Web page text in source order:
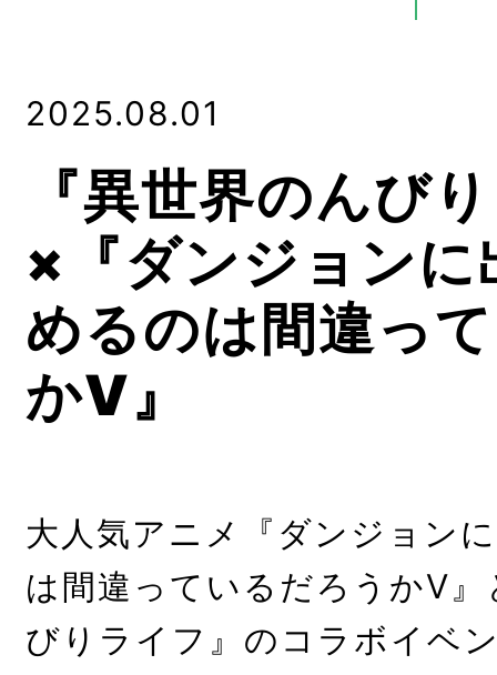
2025.08.01
『異世界のんび
×『ダンジョンに
めるのは間違っ
かⅤ』
大人気アニメ『ダンジョン
は間違っているだろうかⅤ』
びりライフ』のコラボイベ